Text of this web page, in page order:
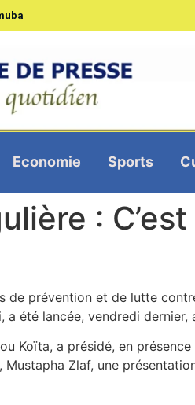
Economie Sports
:
de prévention et de lutte
été lancée, vendredi dernier,
Koïta, a présidé, en
Zlaf, une